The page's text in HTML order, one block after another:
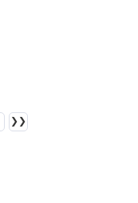
❯❯